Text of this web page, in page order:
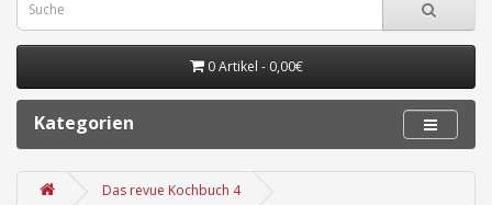
0 Artikel - 0,00€
Kategorien
Das revue Kochbuch 4